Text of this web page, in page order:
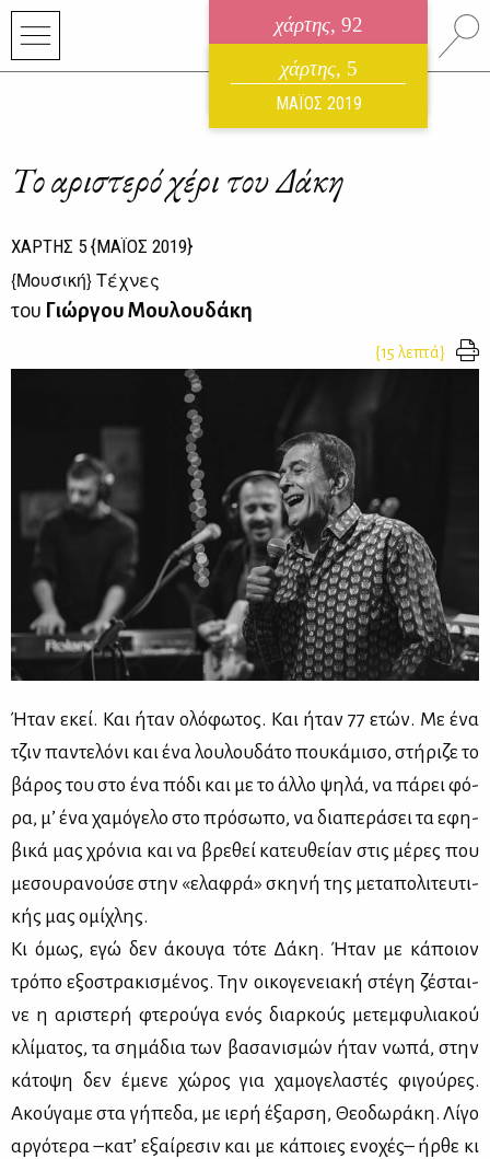
χάρτης, 92
ηλεκτρονικό περιοδικό
ΑΥΓΟΥΣΤΟΣ 2026
χάρτης, 5
ΜΑΪΟΣ 2019
Το αριστερό χέρι του Δάκη
ΧΑΡΤΗΣ 5 {ΜΑΪΟΣ 2019}
{Μουσική} Τέχνες
του Γιώργου Μουλουδάκη
{15 λεπτά}
Ήταν εκεί. Και ήταν ολό­φω­τος. Και ήταν 77 ετών. Με ένα
τζιν πα­ντε­λό­νι και ένα λου­λου­δά­το που­κά­μι­σο, στή­ρι­ζε το
βά­ρος του στο ένα πό­δι και με το άλ­λο ψη­λά, να πά­ρει φό­
ρα, μ’ ένα χα­μό­γε­λο στο πρό­σω­πο, να δια­πε­ρά­σει τα εφη­
βι­κά μας χρό­νια και να βρε­θεί κα­τευ­θεί­αν στις μέ­ρες που
με­σου­ρα­νού­σε στην «ελα­φρά» σκη­νή της με­τα­πο­λι­τευ­τι­
κής μας ομί­χλης.
Κι όμως, εγώ δεν άκου­γα τό­τε Δά­κη. Ήταν με κά­ποιον
τρό­πο εξο­στρα­κι­σμέ­νος. Την οι­κο­γε­νεια­κή στέ­γη ζέ­σται­
νε η αρι­στε­ρή φτε­ρού­γα ενός διαρ­κούς με­τεμ­φυ­λια­κού
κλί­μα­τος, τα ση­μά­δια των βα­σα­νι­σμών ήταν νω­πά, στην
κά­το­ψη δεν έμε­νε χώ­ρος για χα­μο­γε­λα­στές φι­γού­ρες.
Ακού­γα­με στα γή­πε­δα, με ιε­ρή έξαρ­ση, Θε­ο­δω­ρά­κη. Λί­γο
αρ­γό­τε­ρα –κα­τ’ εξαί­ρε­σιν και με κά­ποιες ενο­χές– ήρ­θε κι